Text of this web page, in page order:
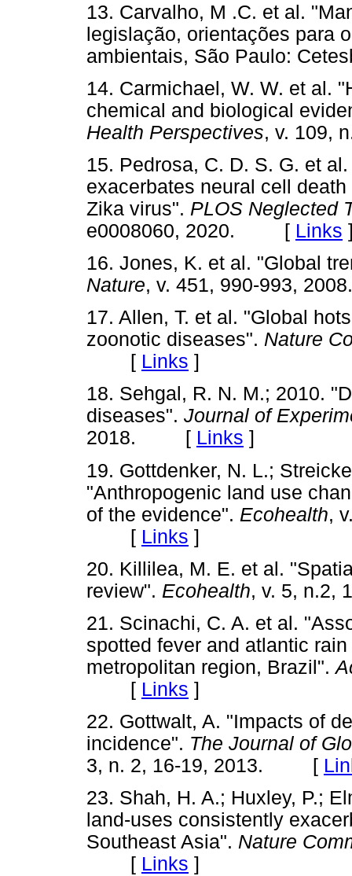
13. Carvalho, M .C. et al.
legislação, orientações para
ambientais, São Paulo:
14. Carmichael, W. W. et al.
chemical and biological
Health Perspectives, v.
15. Pedrosa, C. D. S. G. et
exacerbates neural cell
Zika virus". PLOS Neglected
e0008060, 2020. [ Links
16. Jones, K. et al. "Global
Nature, v. 451, 990-993,
17. Allen, T. et al. "Global
zoonotic diseases". Nature
[ Links ]
18. Sehgal, R. N. M.; 2010.
diseases". Journal of
2018. [ Links ]
19. Gottdenker, N. L.;
"Anthropogenic land use
of the evidence". Ecohealth,
[ Links ]
20. Killilea, M. E. et al.
review". Ecohealth, v. 5,
21. Scinachi, C. A. et al.
spotted fever and atlantic
metropolitan region, Brazil".
[ Links ]
22. Gottwalt, A. "Impacts of
incidence". The Journal of
3, n. 2, 16-19, 2013. [
23. Shah, H. A.; Huxley, P.;
land-uses consistently
Southeast Asia". Nature
[ Links ]